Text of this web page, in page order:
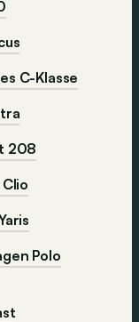
C-Klasse
208
Polo